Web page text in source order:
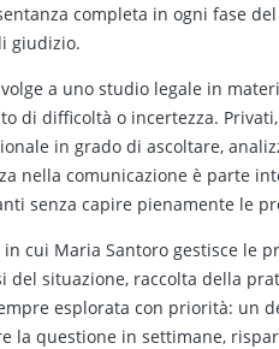
completa in ogni fase
giudizio.
a uno studio legale in
di difficoltà o incertezza.
in grado di ascoltare,
nella comunicazione è parte
senza capire pienamente le
in cui Maria Santoro gestisce le
del situazione, raccolta della
esplorata con priorità: un
la questione in settimane,